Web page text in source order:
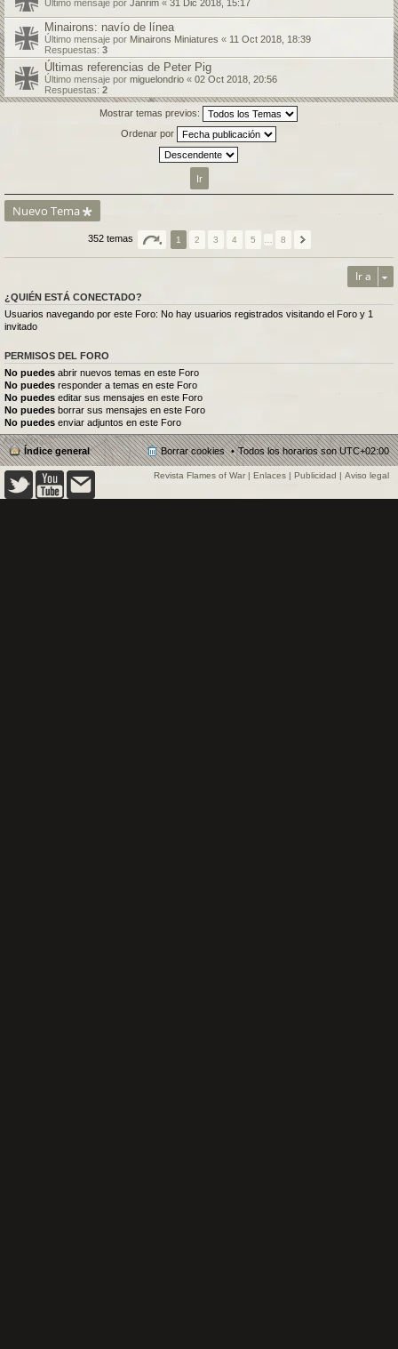
Último mensaje por Janrim « 31 Dic 2018, 15:17
Minairons: navío de línea
Último mensaje por Minairons Miniatures « 11 Oct 2018, 18:39
Respuestas: 3
Últimas referencias de Peter Pig
Último mensaje por miguelondrio « 02 Oct 2018, 20:56
Respuestas: 2
Mostrar temas previos:
Ordenar por
Nuevo Tema
352 temas 1 2 3 4 5 8
Ir a
¿QUIÉN ESTÁ CONECTADO?
Usuarios navegando por este Foro: No hay usuarios registrados visitando el Foro y 1
invitado
PERMISOS DEL FORO
No puedes abrir nuevos temas en este Foro
No puedes responder a temas en este Foro
No puedes editar sus mensajes en este Foro
No puedes borrar sus mensajes en este Foro
No puedes enviar adjuntos en este Foro
Índice general Todos los horarios sonUTC+02:00
Borrar cookies
Revista Flames of War | Enlaces | Publicidad | Aviso legal